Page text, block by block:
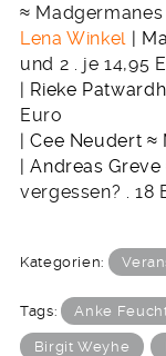
≈ Madgermanes
Lena Winkel |
und 2 . je 14,95
| Rieke
Euro
| Cee Neudert ≈
| Andreas Greve
vergessen? . 18
Kategorien:
Tags: Anke
Birgit Weyhe